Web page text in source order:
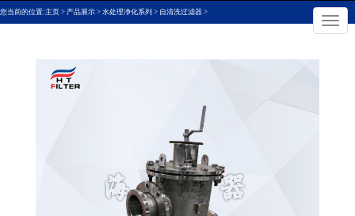
切
换
导
×
您当前的位置:主页 > 产品展示 > 水处理净化系列 > 自清洗过滤器 >